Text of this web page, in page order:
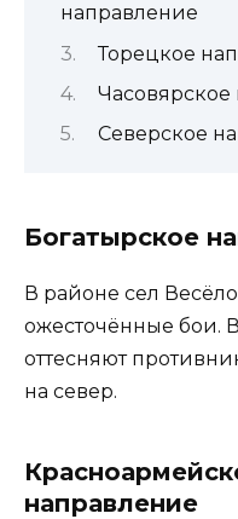
направление
Торецкое
Северское
Богатырское
В районе сел
ожесточённые бои.
оттесняют
на север.
направление